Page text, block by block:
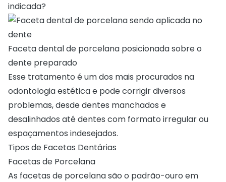
indicada?
Faceta dental de porcelana posicionada sobre o
dente preparado
Esse tratamento é um dos mais procurados na
odontologia estética e pode corrigir diversos
problemas, desde dentes manchados e
desalinhados até dentes com formato irregular ou
espaçamentos indesejados.
Tipos de Facetas Dentárias
Facetas de Porcelana
As facetas de porcelana são o padrão-ouro em